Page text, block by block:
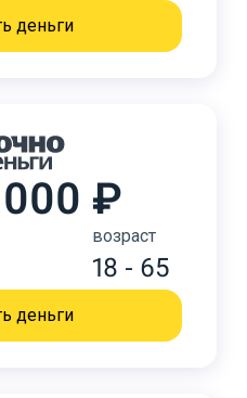
деньги
₽
возраст
18 - 65
деньги